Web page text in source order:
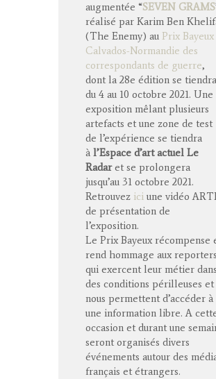
augmentée “SEVEN GRAMS
réalisé par Karim Ben
(The Enemy) au Prix Bayeux
Calvados-Normandie des
correspondants de guerre,
dont la 28e édition se tiendra
du 4 au 10 octobre 2021. Une
exposition mêlant plusieurs
artefacts et une zone de test
de l’expérience se tiendra
à l’Espace d’art actuel Le
Radaret se prolongera
jusqu’au 31 octobre 2021.
Retrouvez ici une vidéo
de présentation de
l’exposition.
Le Prix Bayeux récompense
rend hommage aux reporters
qui exercent leur métier dans
des conditions périlleuses et
nous permettent d’accéder à
une information libre. A
occasion et durant une
seront organisés divers
événements autour des
français et étrangers.